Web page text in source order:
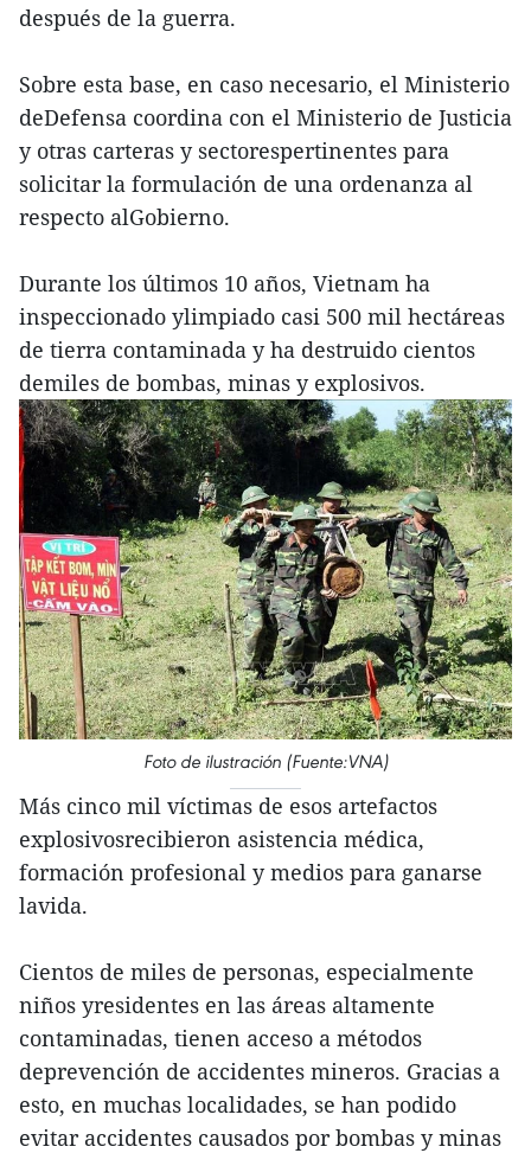
después de la guerra.
Sobre esta base, en caso necesario, el Ministerio
deDefensa coordina con el Ministerio de Justicia
y otras carteras y sectorespertinentes para
solicitar la formulación de una ordenanza al
respecto alGobierno.
Durante los últimos 10 años, Vietnam ha
inspeccionado ylimpiado casi 500 mil hectáreas
de tierra contaminada y ha destruido cientos
demiles de bombas, minas y explosivos.
Foto de ilustración (Fuente:VNA)
Más cinco mil víctimas de esos artefactos
explosivosrecibieron asistencia médica,
formación profesional y medios para ganarse
lavida.
Cientos de miles de personas, especialmente
niños yresidentes en las áreas altamente
contaminadas, tienen acceso a métodos
deprevención de accidentes mineros. Gracias a
esto, en muchas localidades, se han podido
evitar accidentes causados por bombas y minas